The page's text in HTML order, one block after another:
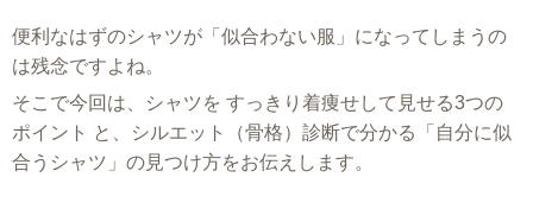
便利なはずのシャツが「似合わない服」になってしまうの
は残念ですよね。
そこで今回は、シャツを すっきり着痩せして見せる3つの
ポイント と、シルエット（骨格）診断で分かる「自分に似
合うシャツ」の見つけ方をお伝えします。